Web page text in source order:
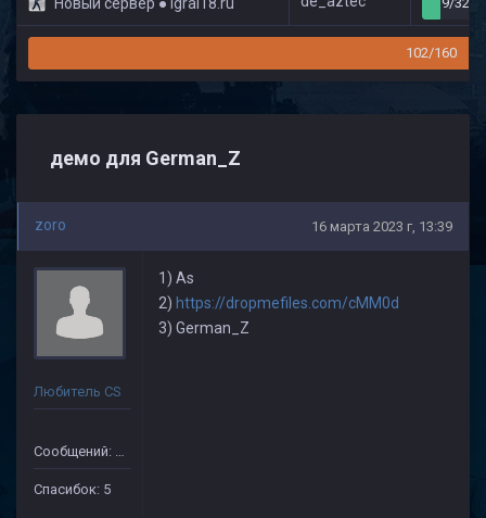
102/160
демо для German_Z
zoro 16 марта 2023 г, 13:39
Любитель CS
Сообщений: 43
Спасибок: 5
1) As
2) https://dropmefiles.com/cMM0d
3) German_Z